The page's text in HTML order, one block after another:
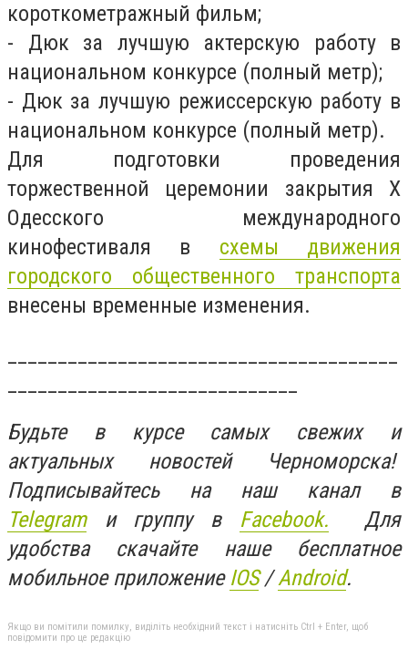
короткометражный фильм;
- Дюк за лучшую актерскую работу в
национальном конкурсе (полный метр);
- Дюк за лучшую режиссерскую работу в
национальном конкурсе (полный метр).
Для подготовки проведения
торжественной церемонии закрытия Х
Одесского международного
кинофестиваля в схемы движения
городского общественного транспорта
внесены временные изменения.
Будьте в курсе самых свежих и
актуальных новостей Черноморска!
Подписывайтесь на наш канал в
Telegramи группу в Facebook. Для
удобства скачайте наше бесплатное
мобильное приложение IOS/Android.
Якщо ви помітили помилку, виділіть необхідний текст і натисніть Ctrl + Enter, щоб
повідомити про це редакцію